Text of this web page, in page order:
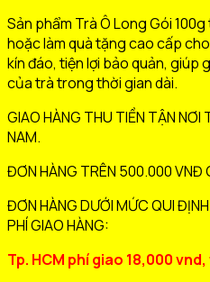
Sản phẩm Trà Ô Long Gói
hoặc làm quà tặng cao cấp
kín đáo, tiện lợi bảo quản, giúp
của trà trong thời gian dài.
GIAO HÀNG THU TIỀN TẬN NƠI
NAM.
ĐƠN HÀNG TRÊN 500.000 VNĐ
ĐƠN HÀNG DƯỚI MỨC QUI
PHÍ GIAO HÀNG:
Tp. HCM phí giao 18,000